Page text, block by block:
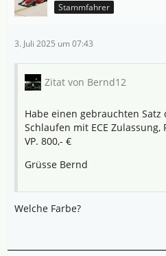
Stammfahrer
3. Juli 2025 um 07:43
Zitat von Bernd12
Habe einen gebrauchten Satz
Schlaufen mit ECE
VP. 800,- €
Grüsse Bernd
Welche Farbe?